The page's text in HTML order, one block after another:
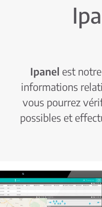
Ipanel est
informations
vous pourrez
possibles et